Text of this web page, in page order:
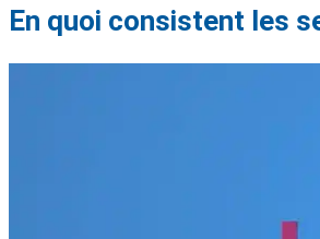
En quoi consistent les